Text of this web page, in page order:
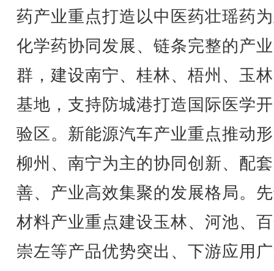
药产业重点打造以中医药壮瑶药
化学药协同发展、链条完整的产
群，建设南宁、桂林、梧州、玉
基地，支持防城港打造国际医学
验区。新能源汽车产业重点推动
柳州、南宁为主的协同创新、配
善、产业高效集聚的发展格局。
材料产业重点建设玉林、河池、
崇左等产品优势突出、下游应用